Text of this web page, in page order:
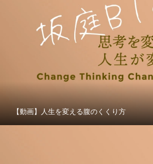
【動画】人生を変える腹のくくり方